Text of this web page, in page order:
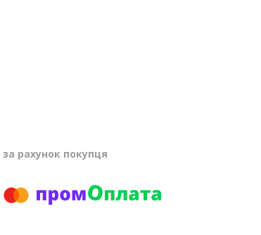
за рахунок покупця